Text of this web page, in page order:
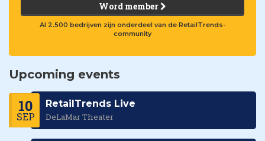
Word member
Al 2.500 bedrijven zijn onderdeel van de RetailTrends-
community
Upcoming events
10
SEP
RetailTrends Live
DeLaMar Theater